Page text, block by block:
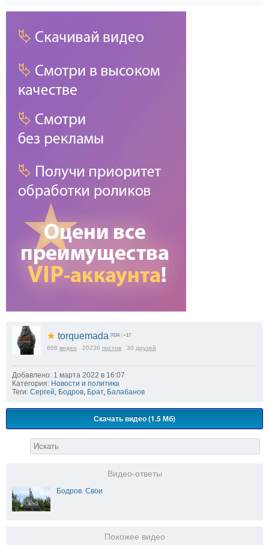
★ torquemada 7634 | +17
668 видео 20236 постов 30 друзей
Добавлено: 1 марта 2022 в 16:07
Категория: Новости и политика
Теги: Сергей Бодров Брат, Балабанов
Скачать видео (1.5 Мб)
Видео-ответы
Бодров. Свои
Похожее видео